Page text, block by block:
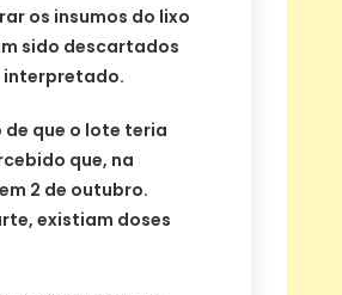
os insumos do lixo
sido descartados
interpretado.
que o lote teria
que, na
2 de outubro.
existiam doses